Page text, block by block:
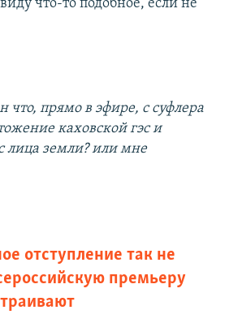
что-то подобное, если не
что, прямо в эфире, с суфлера
каховской гэс и
лица земли? или мне
отступление так не
премьеру